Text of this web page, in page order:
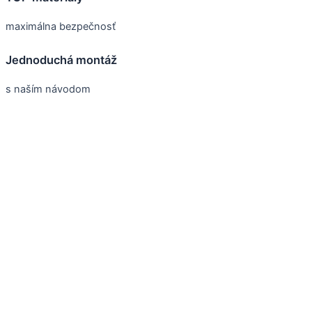
maximálna bezpečnosť
Jednoduchá montáž
s naším návodom